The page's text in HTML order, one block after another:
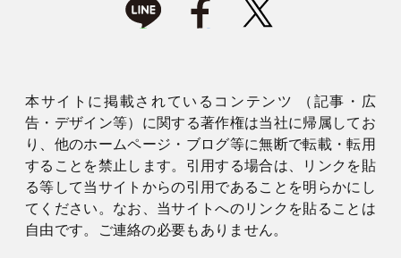
本サイトに掲載されているコンテンツ （記事・広
告・デザイン等）に関する著作権は当社に帰属してお
り、他のホームページ・ブログ等に無断で転載・転用
することを禁止します。引用する場合は、リンクを貼
る等して当サイトからの引用であることを明らかにし
てください。なお、当サイトへのリンクを貼ることは
自由です。ご連絡の必要もありません。